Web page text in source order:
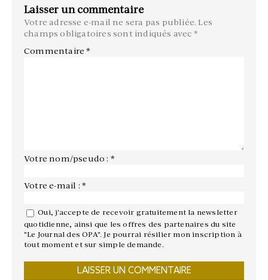
Laisser un commentaire
Votre adresse e-mail ne sera pas publiée. Les
champs obligatoires sont indiqués avec *
Commentaire*
Votre nom/pseudo : *
Votre e-mail : *
Oui, j'accepte de recevoir gratuitement la newsletter
quotidienne, ainsi que les offres des partenaires du site
"Le Journal des OPA". Je pourrai résilier mon inscription à
tout moment et sur simple demande.